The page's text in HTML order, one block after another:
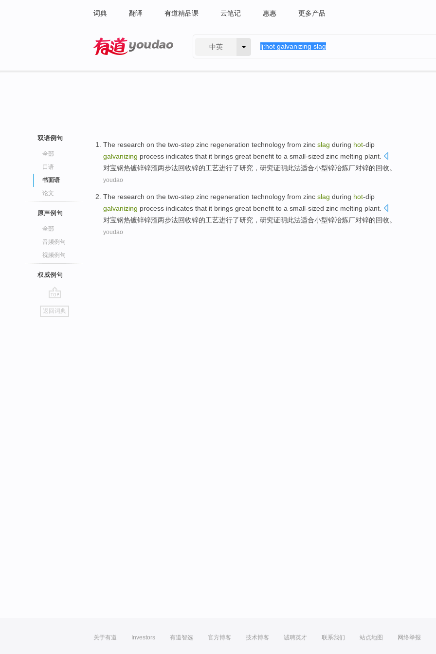
词典 翻译 有道精品课 云笔记 惠惠 更多产品
中英
双语例句
全部
口语
书面语
论文
原声例句
全部
音频例句
视频例句
权威例句
go
top
返回词典
The research on the two-step zinc regeneration technology from zinc slag during hot-dip
galvanizing process indicates that it brings great benefit to a small-sized zinc melting plant.
对宝钢热镀锌锌渣两步法回收锌的工艺进行了研究 ，研究证明此法适合小型锌冶炼厂对锌的回收。
youdao
The research on the two-step zinc regeneration technology from zinc slag during hot-dip
galvanizing process indicates that it brings great benefit to a small-sized zinc melting plant.
对宝钢热镀锌锌渣两步法回收锌的工艺进行了研究 ，研究证明此法适合小型锌冶炼厂对锌的回收。
youdao
关于有道 Investors 有道智选 官方博客 技术博客 诚聘英才 联系我们 站点地图 网络举报